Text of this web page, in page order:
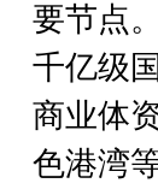
要节点
千亿级
商业体
色港湾